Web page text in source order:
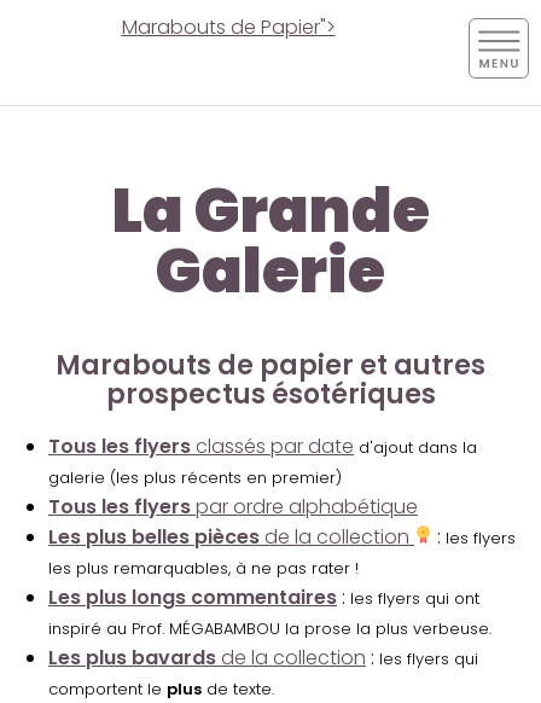
Marabouts de Papier">
La Grande
Galerie
Marabouts de papier et autres
prospectus ésotériques
Tous les flyers classés par date d'ajout dans la
galerie (les plus récents en premier)
Tous les flyerspar ordre alphabétique
Les plus belles pièces de la collection : les flyers
les plus remarquables, à ne pas rater !
Les plus longs commentaires : les flyers qui ont
inspiré au Prof. MÉGABAMBOU la prose la plus verbeuse.
Les plus bavards de la collection : les flyers qui
comportent le plus de texte.